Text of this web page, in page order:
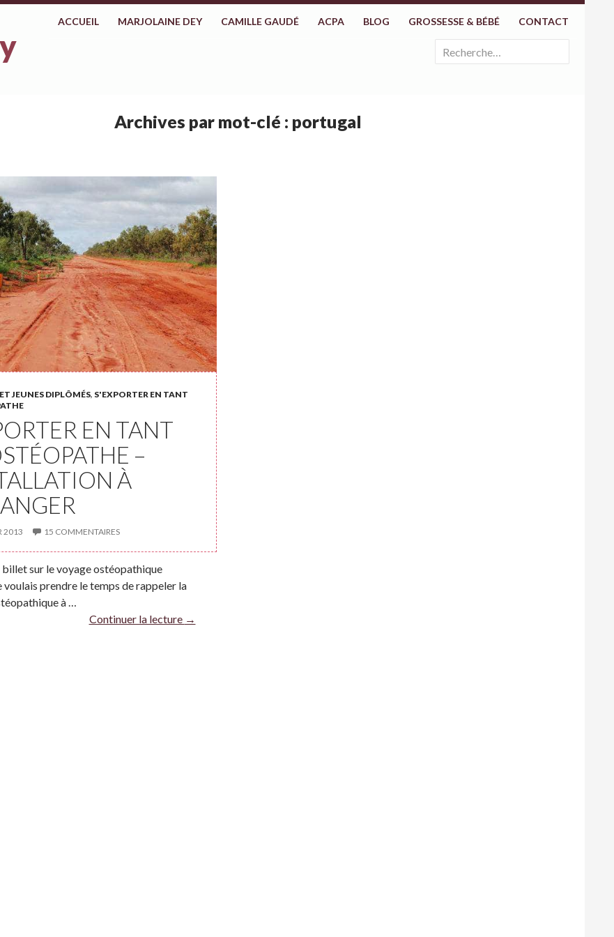
ACCUEIL
MARJOLAINE DEY CAMILLE GAUDÉ ACPA BLOG GROSSESSE & BÉBÉ CONTACT
Rechercher :
Archives par mot-clé : portugal
JEUNES DIPLÔMÉS, S'EXPORTER EN TANT
EN TANT
–
À
2013 15 COMMENTAIRES
billet sur le voyage ostéopathique
voulais prendre le temps de rappeler la
à …
Continuer la lecture →